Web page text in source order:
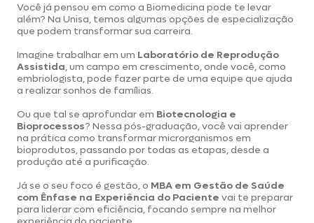
Você já pensou em como a Biomedicina pode te levar
além? Na Unisa, temos algumas opções de especialização
que podem transformar sua carreira.
Imagine trabalhar em um Laboratório de Reprodução
Assistida, um campo em crescimento, onde você, como
embriologista, pode fazer parte de uma equipe que ajuda
a realizar sonhos de famílias.
Ou que tal se aprofundar em Biotecnologia e
Bioprocessos? Nessa pós-graduação, você vai aprender
na prática como transformar microrganismos em
bioprodutos, passando por todas as etapas, desde a
produção até a purificação.
Já se o seu foco é gestão, o MBA em Gestão de Saúde
com Ênfase na Experiência do Paciente vai te preparar
para liderar com eficiência, focando sempre na melhor